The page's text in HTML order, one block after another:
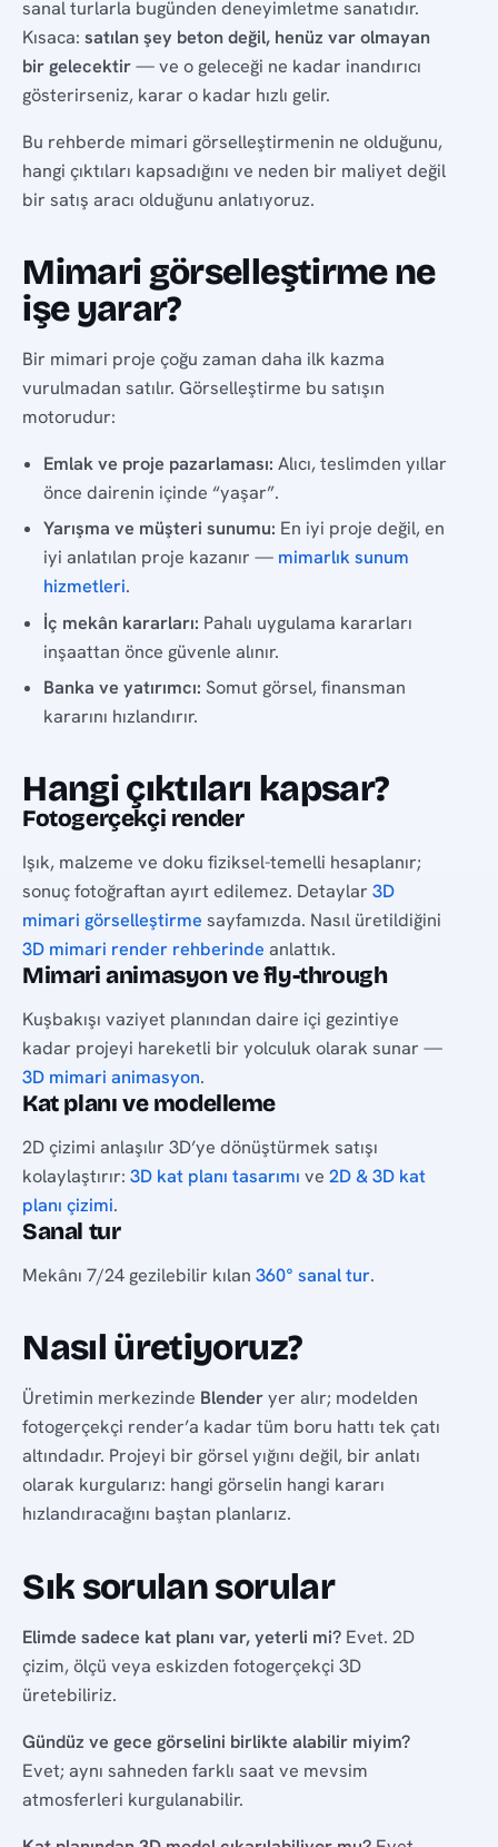
sanal turlarla bugünden deneyimletme sanatıdır.
Kısaca:satılan şey beton değil, henüz var olmayan
bir gelecektir— ve o geleceği ne kadar inandırıcı
gösterirseniz, karar o kadar hızlı gelir.
Bu rehberde mimari görselleştirmenin ne olduğunu,
hangi çıktıları kapsadığını ve neden bir maliyet değil
bir satış aracı olduğunu anlatıyoruz.
Mimari görselleştirme ne
işe yarar?
Bir mimari proje çoğu zaman daha ilk kazma
vurulmadan satılır. Görselleştirme bu satışın
motorudur:
Emlak ve proje pazarlaması: Alıcı, teslimden yıllar
önce dairenin içinde “yaşar”.
Yarışma ve müşteri sunumu: En iyi proje değil, en
iyi anlatılan proje kazanır — mimarlık sunum
hizmetleri.
İç mekân kararları: Pahalı uygulama kararları
inşaattan önce güvenle alınır.
Banka ve yatırımcı: Somut görsel, finansman
kararını hızlandırır.
Hangi çıktıları kapsar?
Fotogerçekçi render
Işık, malzeme ve doku fiziksel-temelli hesaplanır;
sonuç fotoğraftan ayırt edilemez. Detaylar3D
mimari görselleştirme sayfamızda. Nasıl üretildiğini
3D mimari render rehberinde anlattık.
Mimari animasyon ve fly-through
Kuşbakışı vaziyet planından daire içi gezintiye
kadar projeyi hareketli bir yolculuk olarak sunar —
3D mimari animasyon.
Kat planı ve modelleme
2D çizimi anlaşılır 3D’ye dönüştürmek satışı
kolaylaştırır:3D kat planı tasarımı ve2D & 3D kat
planı çizimi.
Sanal tur
Mekânı 7/24 gezilebilir kılan360° sanal tur.
Nasıl üretiyoruz?
Üretimin merkezinde Blenderyer alır; modelden
fotogerçekçi render’a kadar tüm boru hattı tek çatı
altındadır. Projeyi bir görsel yığını değil, bir anlatı
olarak kurgularız: hangi görselin hangi kararı
hızlandıracağını baştan planlarız.
Sık sorulan sorular
Elimde sadece kat planı var, yeterli mi? Evet. 2D
çizim, ölçü veya eskizden fotogerçekçi 3D
üretebiliriz.
Gündüz ve gece görselini birlikte alabilir miyim?
Evet; aynı sahneden farklı saat ve mevsim
atmosferleri kurgulanabilir.